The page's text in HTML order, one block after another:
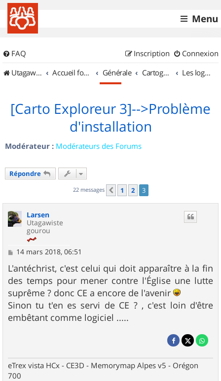
Menu
FAQ Connexion
Inscription
UtagawaVTT (Randos VTT et VTTAE avec traces GPS)
Accueil forum Générale Cartographie et GPS Les logiciels
[Carto Exploreur 3]-->Problème
d'installation
Modérateur : Modérateurs des Forums
Répondre
22 messages Précédent
1 2 3
Larsen
Utagawiste
gourou
M
s
s
a
g
e
14 mars 2018, 06:51
L'antéchrist, c'est celui qui doit apparaître à la fin
des temps pour mener contre l'Église une lutte
suprême ? donc CE a encore de l'avenir
Sinon tu t'en es servi de CE ? , c'est loin d'être
embêtant comme logiciel .....
eTrex vista HCx - CE3D - Memorymap Alpes v5 - Orégon
700